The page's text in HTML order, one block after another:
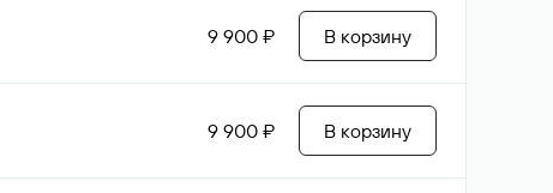
9 900 ₽ В корзину
9 900 ₽ В корзину